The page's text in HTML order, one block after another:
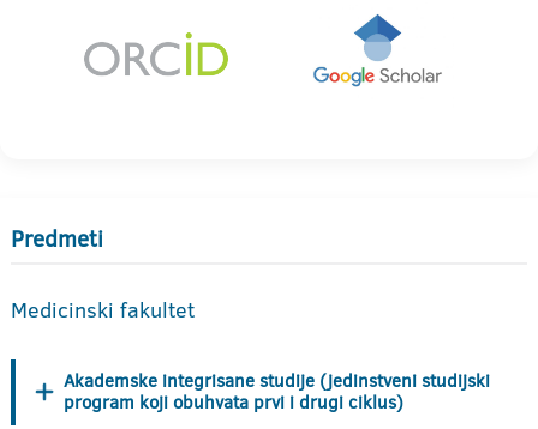
Predmeti
Medicinski fakultet
Akademske integrisane studije (jedinstveni studijski
program koji obuhvata prvi i drugi ciklus)